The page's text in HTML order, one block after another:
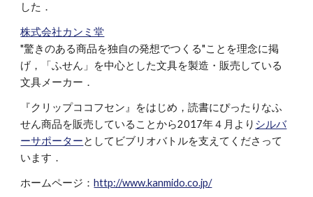
した．
株式会社カンミ堂
"驚きのある商品を独自の発想でつくる"ことを理念に掲
げ，「ふせん」を中心とした文具を製造・販売している
文具メーカー．
『クリップココフセン』をはじめ，読書にぴったりなふ
せん商品を販売していることから2017年４月より シルバ
ーサポーターとしてビブリオバトルを支えてくださって
います．
ホームページ：http://www.kanmido.co.jp/